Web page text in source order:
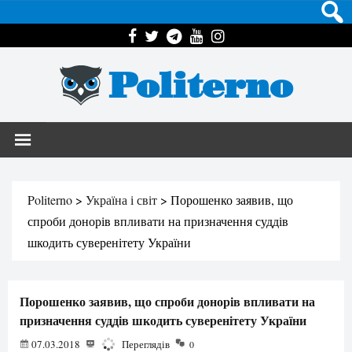
Politerno
Politerno > Україна і світ > Порошенко заявив, що
спроби донорів впливати на призначення суддів
шкодить суверенітету України
Порошенко заявив, що спроби донорів впливати на
призначення суддів шкодить суверенітету України
07.03.2018 1887 Переглядів 0